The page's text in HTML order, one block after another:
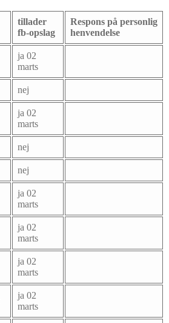
tillader
fb-opslag
Respons på personlig
henvendelse
ja 02
marts
nej
ja 02
marts
nej
nej
ja 02
marts
ja 02
marts
ja 02
marts
ja 02
marts